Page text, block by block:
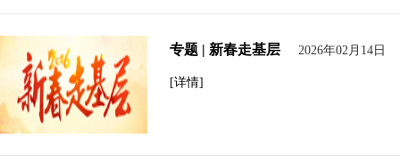
专题 | 新春走基层 2026年02月14日
[详情]